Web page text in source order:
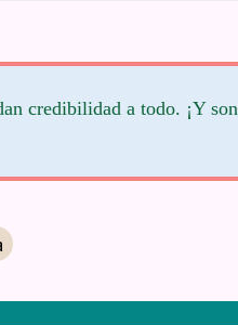
credibilidad a todo. ¡Y son